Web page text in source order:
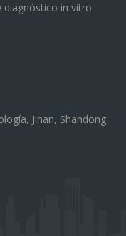
diagnóstico in vitro
Jinan, Shandong,